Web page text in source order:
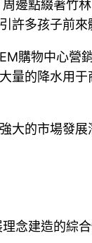
邊點綴著竹
許多孩子前來
購物中心營
量的降水用
大的市場發展
念建造的綜